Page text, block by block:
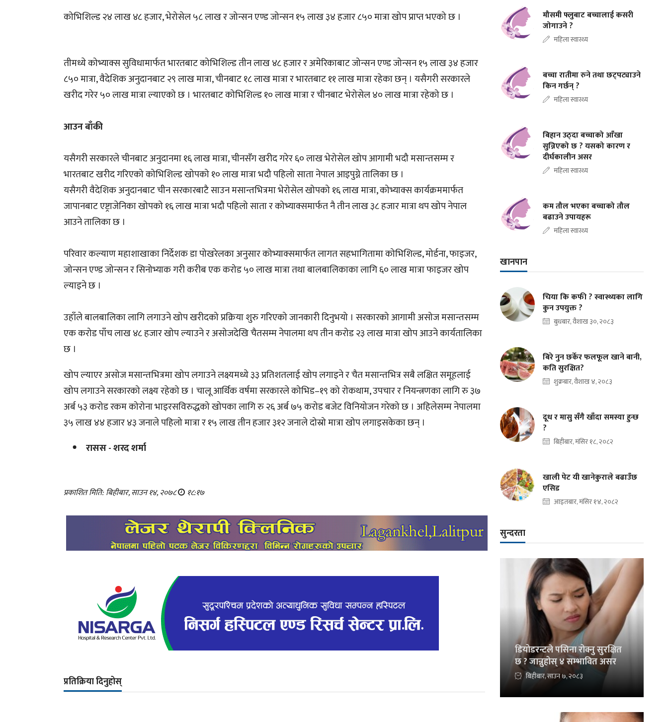
कोभिशिल्ड २४ लाख ४८ हजार, भेरोसेल ५८ लाख र जोन्सन एण्ड जोन्सन १५ लाख ३४ हजार ८५० मात्रा खोप प्राप्त भएको छ ।
तीमध्ये कोभ्याक्स सुविधामार्फत भारतबाट कोभिशिल्ड तीन लाख ४८ हजार र अमेरिकाबाट जोन्सन एण्ड जोन्सन १५ लाख ३४ हजार
८५० मात्रा, वैदेशिक अनुदानबाट २९ लाख मात्रा, चीनबाट १८ लाख मात्रा र भारतबाट ११ लाख मात्रा रहेका छन् । यसैगरी सरकारले
खरीद गरेर ५० लाख मात्रा ल्याएको छ । भारतबाट कोभिशिल्ड १० लाख मात्रा र चीनबाट भेरोसेल ४० लाख मात्रा रहेको छ ।
आउन बाँकी
यसैगरी सरकारले चीनबाट अनुदानमा १६ लाख मात्रा, चीनसँग खरीद गरेर ६० लाख भेरोसेल खोप आगामी भदौ मसान्तसम्म र
भारतबाट खरीद गरिएको कोभिशिल्ड खोपको १० लाख मात्रा भदौ पहिलो साता नेपाल आइपुग्ने तालिका छ ।
यसैगरी वैदेशिक अनुदानबाट चीन सरकारबाटै साउन मसान्तभित्रमा भेरोसेल खोपको १६ लाख मात्रा, कोभ्याक्स कार्यक्रममार्फत
जापानबाट एष्ट्राजेनिका खोपको १६ लाख मात्रा भदौ पहिलो साता र कोभ्याक्समार्फत नै तीन लाख ३८ हजार मात्रा थप खोप नेपाल
आउने तालिका छ ।
परिवार कल्याण महाशाखाका निर्देशक डा पोखरेलका अनुसार कोभ्याक्समार्फत लागत सहभागितामा कोभिशिल्ड, मोर्डना, फाइजर,
जोन्सन एण्ड जोन्सन र सिनोभ्याक गरी करीब एक करोड ५० लाख मात्रा तथा बालबालिकाका लागि ६० लाख मात्रा फाइजर खोप
ल्याइने छ ।
उहाँले बालबालिका लागि लगाउने खोप खरीदको प्रक्रिया शुरु गरिएको जानकारी दिनुभयो । सरकारको आगामी असोज मसान्तसम्म
एक करोड पाँच लाख ४८ हजार खोप ल्याउने र असोजदेखि चैतसम्म नेपालमा थप तीन करोड २३ लाख मात्रा खोप आउने कार्यतालिका
छ ।
खोप ल्याएर असोज मसान्तभित्रमा खोप लगाउने लक्ष्यमध्ये ३३ प्रतिशतलाई खोप लगाइने र चैत मसान्तभित्र सबै लक्षित समूहलाई
खोप लगाउने सरकारको लक्ष्य रहेको छ । चालू आर्थिक वर्षमा सरकारले कोभिड–१९ को रोकथाम, उपचार र नियन्त्रणका लागि रु ३७
अर्ब ५३ करोड रकम कोरोना भाइरसविरुद्धको खोपका लागि रु २६ अर्ब ७५ करोड बजेट विनियोजन गरेको छ । अहिलेसम्म नेपालमा
३५ लाख ४४ हजार ४३ जनाले पहिलो मात्रा र १५ लाख तीन हजार ३१२ जनाले दोस्रो मात्रा खोप लगाइसकेका छन् ।
रासस - शरद शर्मा
प्रकाशित मिति: बिहीबार, साउन १४, २०७८ १८:१७
प्रतिक्रिया दिनुहोस्
मौसमी फ्लुबाट बच्चालाई कसरी
जोगाउने ?
महिला स्वास्थ्य
बच्चा रातीमा रुने तथा छट्पट्याउने
किन गर्छन् ?
महिला स्वास्थ्य
बिहान उठ्दा बच्चाको आँखा
सुन्निएको छ ? यसको कारण र
दीर्घकालीन असर
महिला स्वास्थ्य
कम तौल भएका बच्चाको तौल
बढाउने उपायहरू
महिला स्वास्थ्य
खानपान
चिया कि कफी ? स्वास्थ्यका लागि
कुन उपयुक्त ?
बुधबार, वैशाख ३०, २०८३
बिरे नुन छर्केर फलफूल खाने बानी,
कति सुरक्षित?
शुक्रबार, वैशाख ४, २०८३
दूध र मासु सँगै खाँदा समस्या हुन्छ
?
बिहीबार, मंसिर १८, २०८२
खाली पेट यी खानेकुराले बढाउँछ
एसिड
आइतबार, मंसिर १४, २०८२
सुन्दरता
डियोडरन्टले पसिना रोक्नु सुरक्षित
छ ? जान्नुहोस् ४ सम्भावित असर
बिहीबार, साउन ७, २०८३